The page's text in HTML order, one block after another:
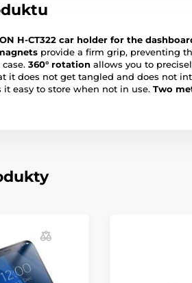
H-CT322 car holder for the
provide a firm grip, preventing
360° rotation allows you to
it does not get tangled and does not
it easy to store when not in use. Two